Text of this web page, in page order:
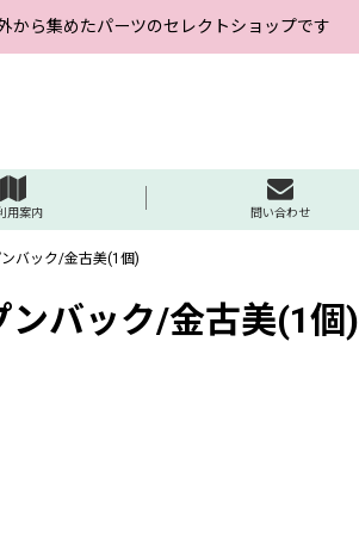
から集めたパーツのセレクトショップです
用案内 問い合わせ
バック/金古美(1個)
バック/金古美(1個)